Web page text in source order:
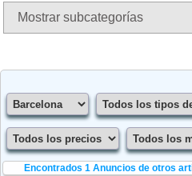
Mostrar subcategorías
Encontrados 1 Anuncios de otros